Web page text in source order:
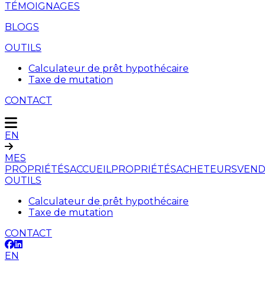
TÉMOIGNAGES
BLOGS
OUTILS
Calculateur de prêt hypothécaire
Taxe de mutation
CONTACT
EN
MES
PROPRIÉTÉSACCUEILPROPRIÉTÉSACHETEURS
OUTILS
Calculateur de prêt hypothécaire
Taxe de mutation
CONTACT
EN